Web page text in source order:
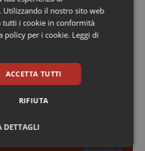
& Rettocolite Ulcerosa
& patologie neurodegenerative
di responsabilità e autonomia
nello studio
applicazioni concrete e
Utilizzando il nostro sito web
tutti i cookie in conformità
policy per i cookie. Leggi di
ACCETTA TUTTI
RIFIUTA
DETTAGLI
Statistici Marketing